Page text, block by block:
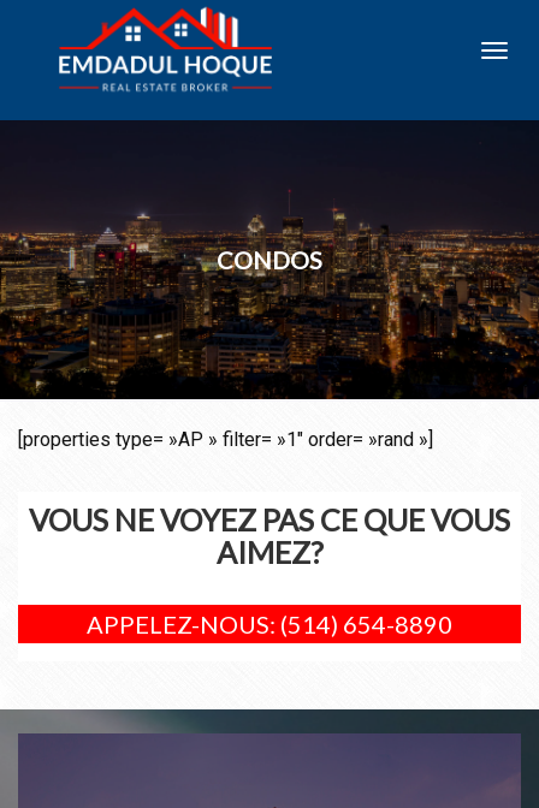
CONDOS
[properties type= »AP » filter= »1″ order= »rand »]
VOUS NE VOYEZ PAS CE QUE VOUS
AIMEZ?
APPELEZ-NOUS: (514) 654-8890